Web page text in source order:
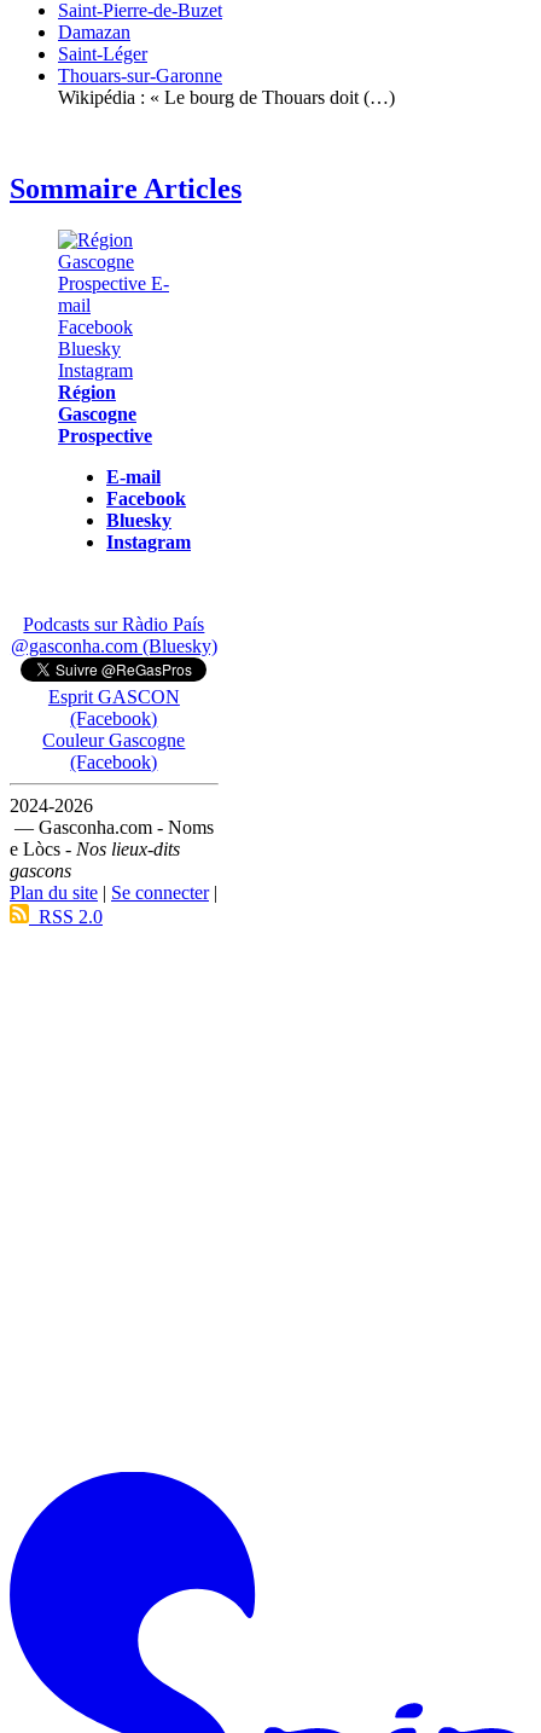
Saint-Pierre-de-Buzet
Damazan
Saint-Léger
Thouars-sur-Garonne
Wikipédia : « Le bourg de Thouars doit (…)
Sommaire Articles
Région
Gascogne
Prospective
E-mail
Facebook
Bluesky
Instagram
Podcasts sur Ràdio País
@gasconha.com (Bluesky)
Esprit GASCON
(Facebook)
Couleur Gascogne
(Facebook)
2024-2026
— Gasconha.com - Noms
e Lòcs - Nos lieux-dits
gascons
Plan du site | Se connecter|
RSS 2.0